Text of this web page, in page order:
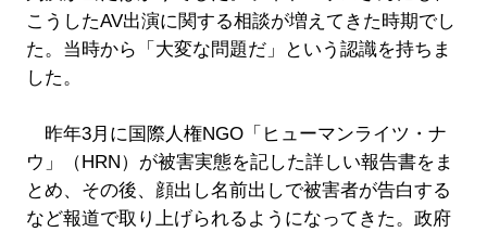
こうしたAV出演に関する相談が増えてきた時期でし
た。当時から「大変な問題だ」という認識を持ちま
した。
昨年3月に国際人権NGO「ヒューマンライツ・ナ
ウ」（HRN）が被害実態を記した詳しい報告書をま
とめ、その後、顔出し名前出しで被害者が告白する
など報道で取り上げられるようになってきた。政府